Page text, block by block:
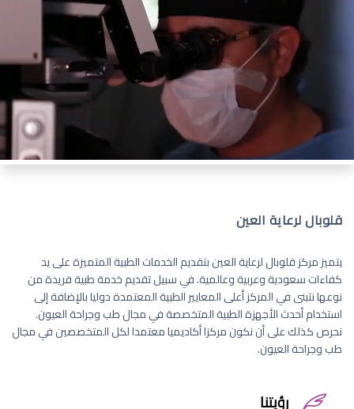
قلوبال لرعاية العين
يتميز مركز قلوبال لرعاية العين بتقديم الخدمات الطبية المتميزة على يد
كفاءات سعودية وعربية وعالمية. في سبيل تقديم خدمة طبية فريدة من
نوعها نتبنى في المركز أعلى المعايير الطبية المعتمدة دوليا بالإضافة إلى
استخدام أحدث الأجهزة الطبية المتخصصة في مجال طب وجراحة العيون.
نحرص كذلك على أن نكون مركزا أكاديميا معتمدا لكل المتخصصين في مجال
طب وجراحة العيون.
رؤيتنا